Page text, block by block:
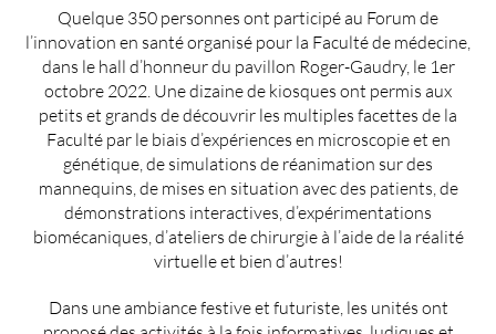
Quelque 350 personnes ont participé au Forum de
l’innovation en santé organisé pour la Faculté de médecine,
dans le hall d’honneur du pavillon Roger-Gaudry, le 1er
octobre 2022. Une dizaine de kiosques ont permis aux
petits et grands de découvrir les multiples facettes de la
Faculté par le biais d’expériences en microscopie et en
génétique, de simulations de réanimation sur des
mannequins, de mises en situation avec des patients, de
démonstrations interactives, d’expérimentations
biomécaniques, d’ateliers de chirurgie à l’aide de la réalité
virtuelle et bien d’autres!
Dans une ambiance festive et futuriste, les unités ont